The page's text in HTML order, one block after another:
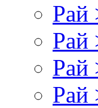
Рай
Рай
Рай
Рай